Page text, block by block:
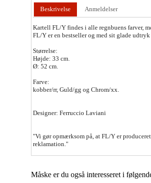
Beskrivelse Anmeldelser
Kartell FL/Y findes i alle regnbuens farver,
FL/Y er en bestseller og med sit glade
Størrelse:
Højde: 33 cm.
Ø: 52 cm.
Farve:
kobber/rr, Guld/gg og Chrom/xx.
Designer: Ferruccio Laviani
"Vi gør opmærksom på, at FL/Y er
reklamation."
Måske er du også interesseret i